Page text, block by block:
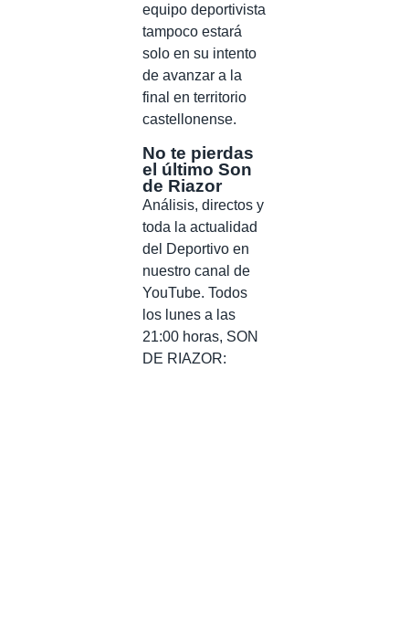
equipo deportivista
tampoco estará
solo en su intento
de avanzar a la
final en territorio
castellonense.
No te pierdas
el último Son
de Riazor
Análisis, directos y
toda la actualidad
del Deportivo en
nuestro canal de
YouTube. Todos
los lunes a las
21:00 horas, SON
DE RIAZOR: